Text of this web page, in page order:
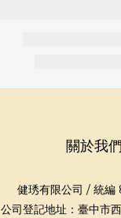
關於我們
健琇有限公司 / 統
公司登記地址：臺中市